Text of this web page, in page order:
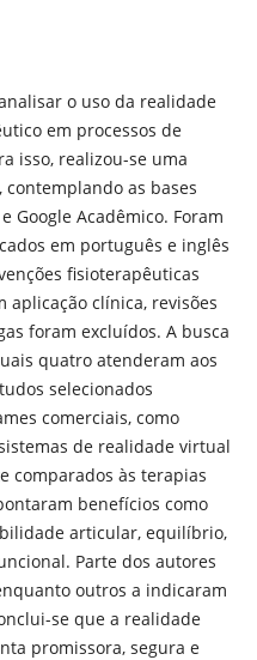
o uso da realidade
em processos de
isso, realizou-se uma
as bases
e Google Acadêmico. Foram
em português e inglês
fisioterapêuticas
aplicação clínica, revisões
foram excluídos. A busca
quatro atenderam aos
selecionados
comerciais, como
de realidade virtual
comparados às terapias
benefícios como
articular, equilíbrio,
Parte dos autores
outros a indicaram
se que a realidade
promissora, segura e